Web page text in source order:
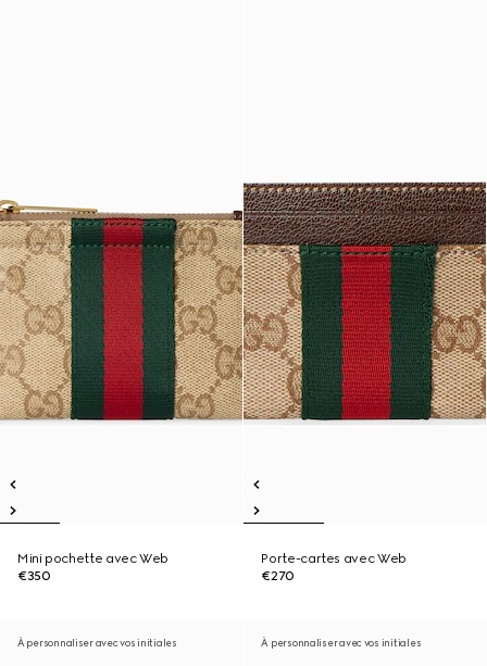
Mini pochette avec Web
€350
Porte-cartes avec Web
€270
À personnaliser avec vos initiales À personnaliser avec vos initiales